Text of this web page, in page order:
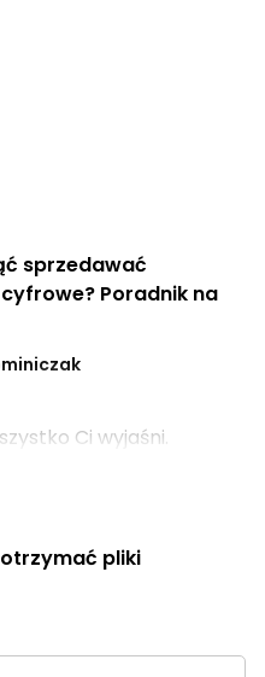
sprzedawać
Poradnik na
Ci wyjaśni.
pliki